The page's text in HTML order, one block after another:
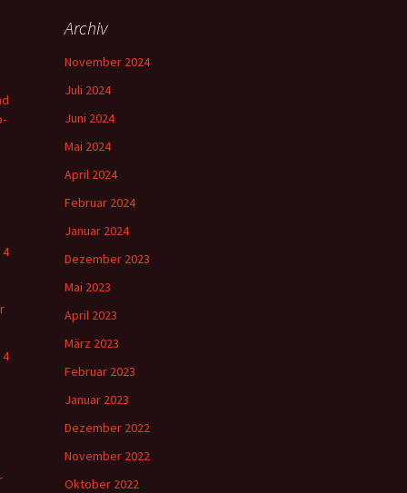
Archiv
November 2024
Juli 2024
Juni 2024
Mai 2024
April 2024
Februar 2024
Januar 2024
Dezember 2023
Mai 2023
April 2023
März 2023
Februar 2023
Januar 2023
Dezember 2022
November 2022
Oktober 2022